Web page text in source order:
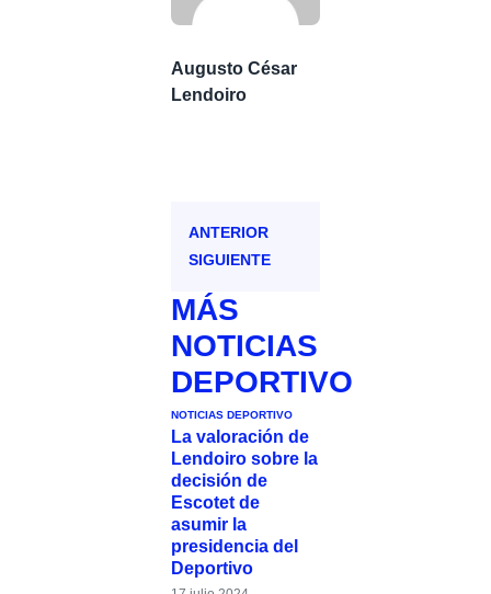
Augusto César
Lendoiro
ANTERIOR
SIGUIENTE
MÁS
NOTICIAS
DEPORTIVO
NOTICIAS DEPORTIVO
La valoración de
Lendoiro sobre la
decisión de
Escotet de
asumir la
presidencia del
Deportivo